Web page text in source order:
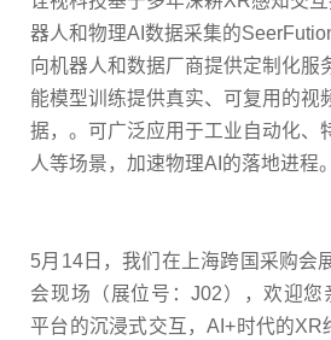
器人和物理AI数据采集的
向机器人和数据厂商提供定制化服
能模型训练提供真实、可复用的视
据，。可广泛应用于工业自动化、
人等场景，加速物理AI 的落地进程。
5月 14日，我们在上海跨国采购会
会现场（展位号：J02），欢迎您
平台的沉浸式交互，AI+时代的XR